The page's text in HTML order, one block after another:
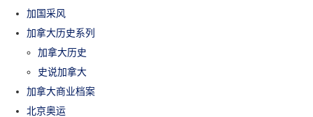
加国采风
加拿大历史系列
加拿大历史
史说加拿大
加拿大商业档案
北京奥运